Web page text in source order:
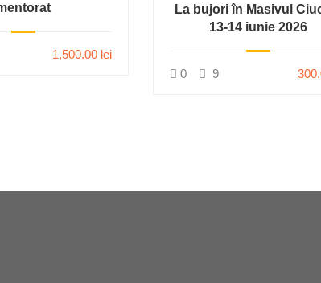
1,500.00 lei
La bujori în Masivul
13-14 iunie 2026
0 9